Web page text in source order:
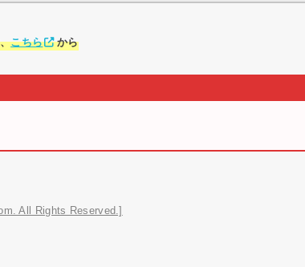
こちら から
All Rights Reserved.]